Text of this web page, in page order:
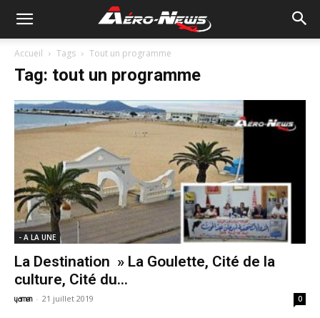
Accueil Tags Tout un programme
Tag: tout un programme
- A LA UNE
La Destination » La Goulette, Cité de la
culture, Cité du...
yamen - 21 juillet 2019 0